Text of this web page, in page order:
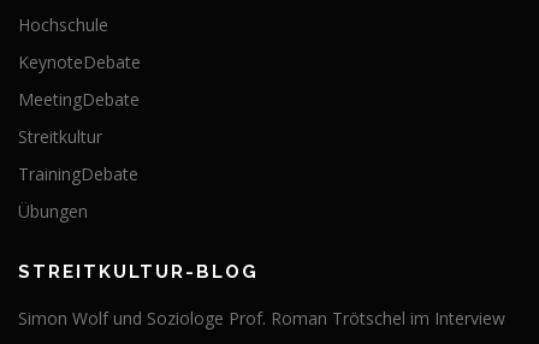
Hochschule
KeynoteDebate
MeetingDebate
Streitkultur
TrainingDebate
Übungen
STREITKULTUR-BLOG
Simon Wolf und Soziologe Prof. Roman Trötschel im Interview